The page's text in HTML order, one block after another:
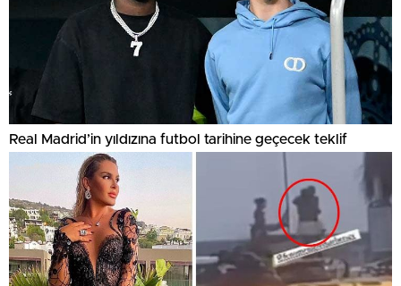
Real Madrid’in yıldızına futbol tarihine geçecek teklif